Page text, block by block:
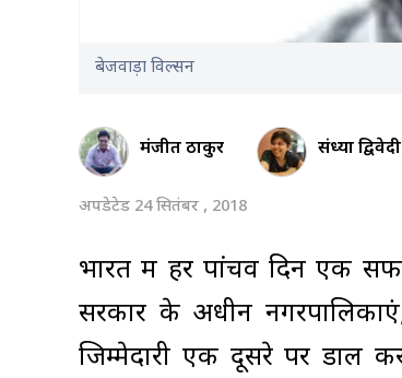
बेजवाड़ा विल्सन
मंजीत ठाकुर संध्या द्विवेदी
अपडेटेड 24 सितंबर , 2018
भारत में हर पांचवें दिन एक
सरकार के अधीन नगरपालिकाएं,
जिम्मेदारी एक दूसरे पर डाल